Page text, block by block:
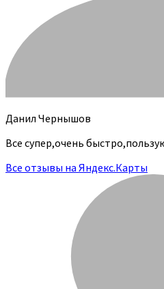
Данил Чернышов
Все супер,очень
Все отзывы на Яндекс.Карты